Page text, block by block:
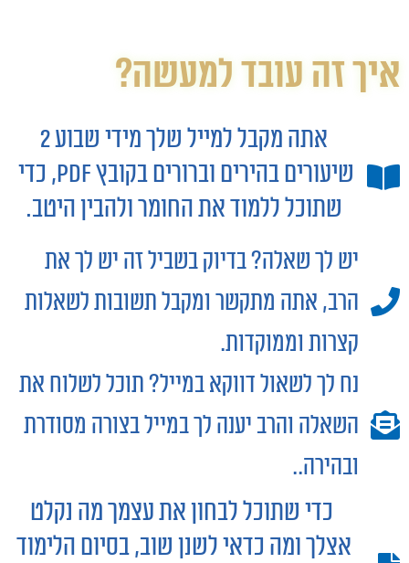
איך זה עובד למעשה?
אתה מקבל למייל שלך מידי שבוע 2
שיעורים בהירים וברורים בקובץ Pdf, כדי
שתוכל ללמוד את החומר ולהבין היטב.
יש לך שאלה? בדיוק בשביל זה יש לך את
הרב, אתה מתקשר ומקבל תשובות לשאלות
קצרות וממוקדות.
נח לך לשאול דווקא במייל? תוכל לשלוח את
השאלה והרב יענה לך במייל בצורה מסודרת
ובהירה..
כדי שתוכל לבחון את עצמך מה נקלט
אצלך ומה כדאי לשנן שוב,בסיום הלימוד